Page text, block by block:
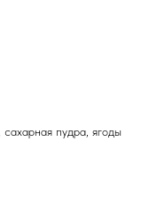
пудра, ягоды